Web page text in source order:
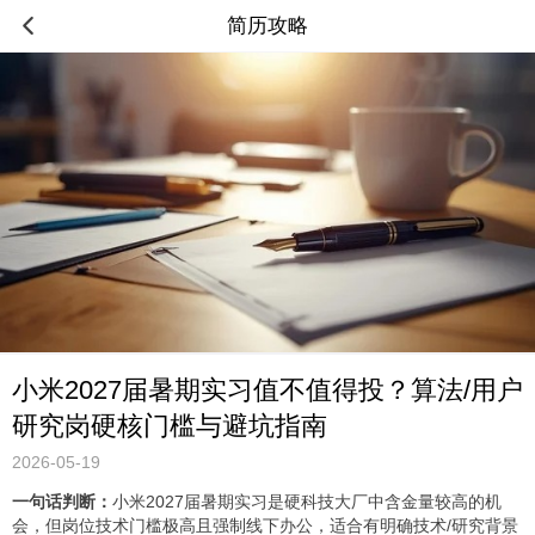
简历攻略
小米2027届暑期实习值不值得投？算法/用户
研究岗硬核门槛与避坑指南
2026-05-19
一句话判断： 小米2027届暑期实习是硬科技大厂中含金量较高的机
会，但岗位技术门槛极高且强制线下办公，适合有明确技术/研究背景